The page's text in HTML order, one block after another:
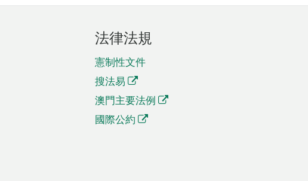
法律法規
憲制性文件
搜法易
澳門主要法例
國際公約